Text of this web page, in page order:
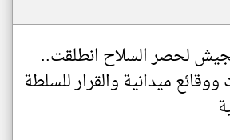
لحصر السلاح انطلقت..
ميدانية والقرار للسلطة